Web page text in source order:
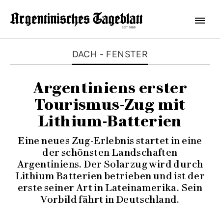
DACH - FENSTER
Argentiniens erster
Tourismus-Zug mit
Lithium-Batterien
Eine neues Zug-Erlebnis startet in eine
der schönsten Landschaften
Argentiniens. Der Solarzug wird durch
Lithium Batterien betrieben und ist der
erste seiner Art in Lateinamerika. Sein
Vorbild fährt in Deutschland.